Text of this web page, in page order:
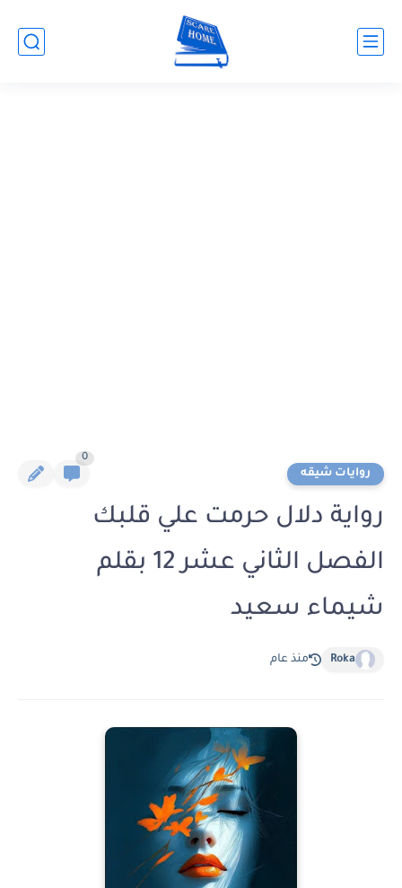
روايات شيقه
0
رواية دلال حرمت علي قلبك
الفصل الثاني عشر 12 بقلم
شيماء سعيد
Roka منذ عام